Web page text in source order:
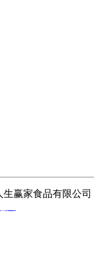
赢家食品有限公司